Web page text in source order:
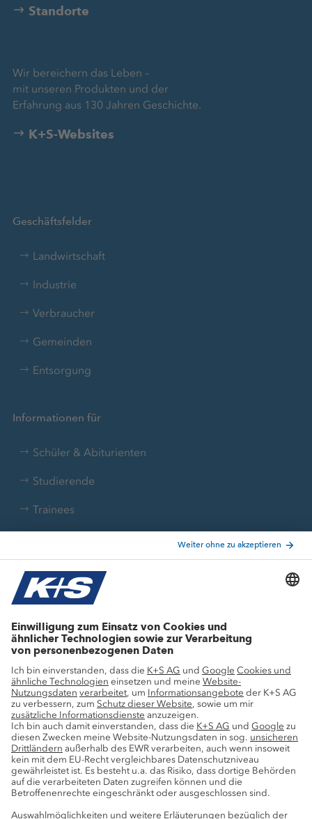
Standorte
Wir bereichern das Leben –
mit unseren Produkten und der
Erfahrung aus 130 Jahren Geschichte.
K+S-Websites
Geschäftsfelder
Landwirtschaft
Industrie
Verbraucher
Gemeinden
Entsorgung
Informationen für
Schüler & Abiturienten
Studierende
Trainees
Aktuelle Themen
Stellenangebote
Wachstumsprojekte
Innovation
Nachhaltigkeit
Service
Pressekontakte
K+S-Newsletter